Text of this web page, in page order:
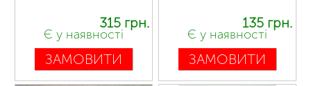
315 грн.
Є у наявності
ЗАМОВИТИ
135 грн.
Є у наявності
ЗАМОВИТИ